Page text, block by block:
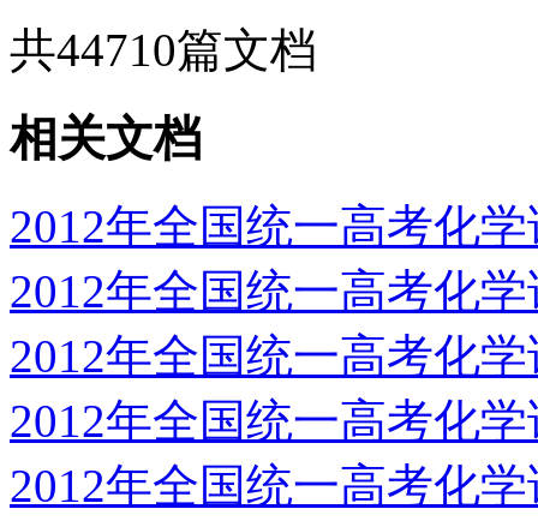
共44710篇文档
相关文档
2012年全国统一高考化
2012年全国统一高考化
2012年全国统一高考化
2012年全国统一高考化
2012年全国统一高考化